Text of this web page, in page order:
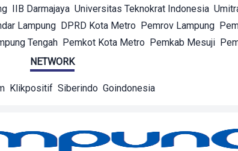
IIB Darmajaya Universitas Teknokrat Indonesia
Lampung DPRD Kota Metro Pemrov Lampung
Tengah Pemkot Kota Metro Pemkab Mesuji
NETWORK
Klikpositif Siberindo Goindonesia